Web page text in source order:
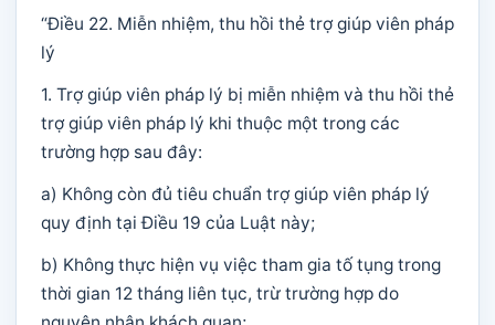
“Điều 22. Miễn nhiệm, thu hồi thẻ trợ giúp viên pháp
lý
1. Trợ giúp viên pháp lý bị miễn nhiệm và thu hồi thẻ
trợ giúp viên pháp lý khi thuộc một trong các
trường hợp sau đây:
a) Không còn đủ tiêu chuẩn trợ giúp viên pháp lý
quy định tại Điều 19 của Luật này;
b) Không thực hiện vụ việc tham gia tố tụng trong
thời gian 12 tháng liên tục, trừ trường hợp do